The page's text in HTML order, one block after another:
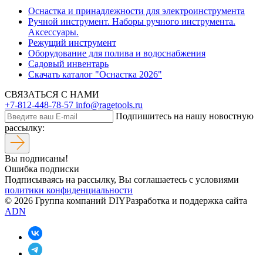
Оснастка и принадлежности для электроинструмента
Ручной инструмент. Наборы ручного инструмента.
Аксессуары.
Режущий инструмент
Оборудование для полива и водоснабжения
Садовый инвентарь
Скачать каталог "Оснастка 2026"
СВЯЗАТЬСЯ С НАМИ
+7-812-448-78-57 info@ragetools.ru
Подпишитесь на нашу новостную
рассылку:
Вы подписаны!
Ошибка подписки
Подписываясь на рассылку, Вы соглашаетесь c условиями
политики конфиденциальности
© 2026 Группа компаний DIYРазработка и поддержка сайта
ADN